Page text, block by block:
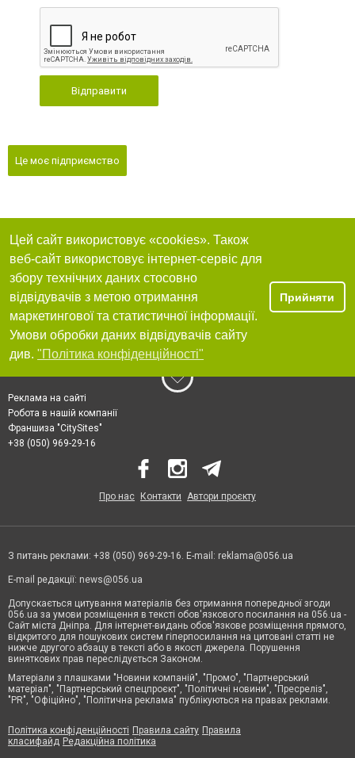
Відправити
Це моє підприємство
Цей сайт використовує «cookies». Також
веб-сайт використовує інтернет-сервіс для
збору технічних даних стосовно
відвідувачів з метою отримання
маркетингової та статистичної інформації.
Умови обробки даних відвідувачів сайту
див. "Політика конфіденційності"
Прийняти
Реклама на сайті
Робота в нашій компанії
Франшиза "CitySites"
+38 (050) 969-29-16
Про нас Контакти Автори проєкту
З питань реклами: +38 (050) 969-29-16. E-mail: reklama@056.ua
E-mail редакції: news@056.ua
Допускається цитування матеріалів без отримання попередньої згоди
056.ua за умови розміщення в тексті обов'язкового посилання на 056.ua -
Сайт міста Дніпра. Для інтернет-видань обов'язкове розміщення прямого,
відкритого для пошукових систем гіперпосилання на цитовані статті не
нижче другого абзацу в тексті або в якості джерела. Порушення
виняткових прав переслідується Законом.
Матеріали з плашками "Новини компаній", "Промо", "Партнерський
матеріал", "Партнерський спецпроєкт", "Політичні новини", "Пресреліз",
"PR", "Офіційно", "Політична реклама" публікуються на правах реклами.
Політика конфіденційності Правила сайту Правила
класифайд Редакційна політика